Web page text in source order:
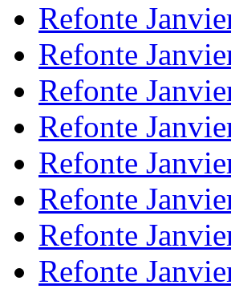
Refonte
Refonte
Refonte
Refonte
Refonte
Refonte
Refonte
Refonte